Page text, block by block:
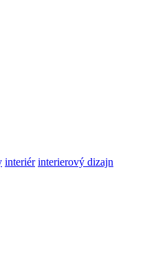
interiér interierový dizajn